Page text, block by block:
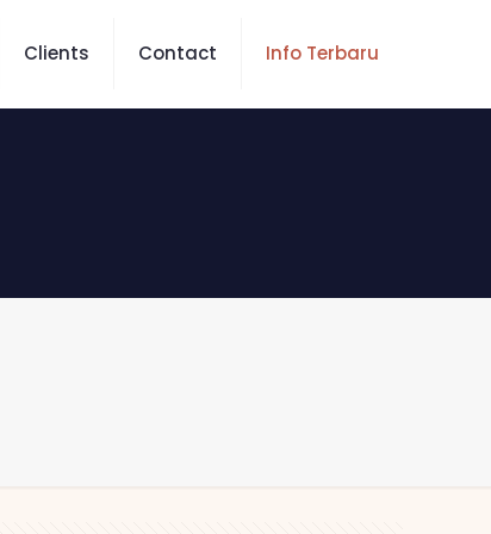
Clients Contact Info Terbaru